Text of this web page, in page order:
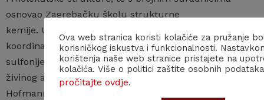
osnovao Zagrebačku školu strukturne
kemije. Ustanovio je kvadratnu antiprizmu za
koordinaciju teorija, otkrio alkilživine oksonijeve i
sulfonijeve spojeve, postavio pravila o koordinaciji
živinog atoma u kristalima živinih spojeva, definirao
Hofmannovu bazu i ustanovio permerkurirani metan,
Ova web stranica koristi kolačiće za pružanje
korisničkog iskustva i funkcionalnosti.
korištenja naše web stranice pristajete na
kolačića. Više o politici zaštite osobnih podataka
pročitajte ovdje.